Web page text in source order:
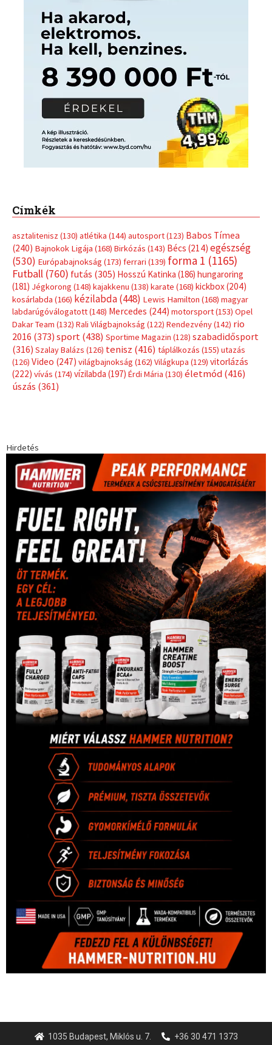
Címkék
asztalitenisz (130) atlétika (144) autosport(123) Babos Tímea
(240) Bajnokok Ligája (168) Birkózás (143) Bécs (214) egészség
(530) Európabajnokság (173) ferrari (139) forma 1 (1165)
Futball (760) futás (305) Hosszú Katinka (186) hungaroring
(181) Jégkorong (148) kajakkenu (138) karate (168) kickbox(204)
kosárlabda (166) kézilabda(448) Lewis Hamilton (168) magyar
labdarúgóválogatott(148) Mercedes (244) motorsport(153) Opel
Dakar Team (132) Rali Világbajnokság (122) Rendezvény(142) rio
2016 (373) sport(438) Sportime Magazin (128) szabadidősport
(316) Szalay Balázs (126) tenisz (416) táplálkozás (155) utazás
(126) Video (247) világbajnokság (162) Világkupa (129) vitorlázás
(222) vívás (174) vízilabda (197) Érdi Mária (130) életmód(416)
úszás (361)
Hirdetés
1035 Budapest, Miklós u. 7. +36 30 471 1373